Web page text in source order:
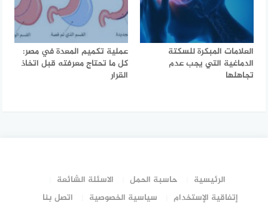
العلامات المبكرة للسكتة
الدماغية التي يجب عدم
تجاهلها
عملية تكميم المعدة في مصر:
كل ما تحتاج معرفته قبل اتخاذ
القرار
الرئيسية حاسبة الحمل
الاسئلة الشائعة
إتفاقية الإستخدام
سياسية الخصوصية اتصل بنا